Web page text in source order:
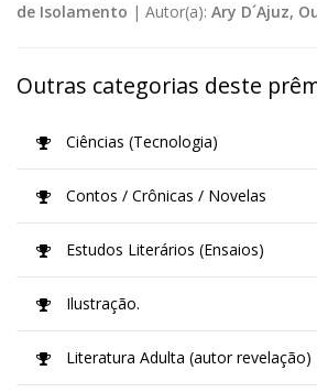
de Isolamento | Autor(a): Ary D´Ajuz,
Outras categorias deste
Ciências (Tecnologia)
Contos / Crônicas / Novelas
Estudos Literários (Ensaios)
Ilustração.
Literatura Adulta (autor revelação)